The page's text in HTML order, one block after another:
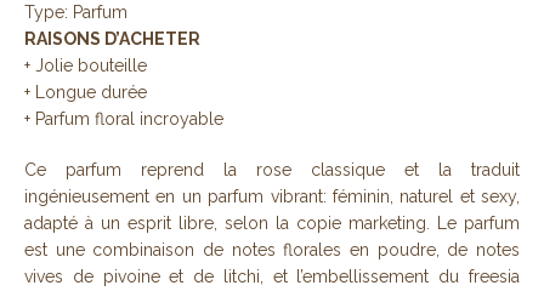
Type: Parfum
RAISONS D’ACHETER
+ Jolie bouteille
+ Longue durée
+ Parfum floral incroyable
Ce parfum reprend la rose classique et la traduit
ingénieusement en un parfum vibrant: féminin, naturel et sexy,
adapté à un esprit libre, selon la copie marketing. Le parfum
est une combinaison de notes florales en poudre, de notes
vives de pivoine et de litchi, et l’embellissement du freesia